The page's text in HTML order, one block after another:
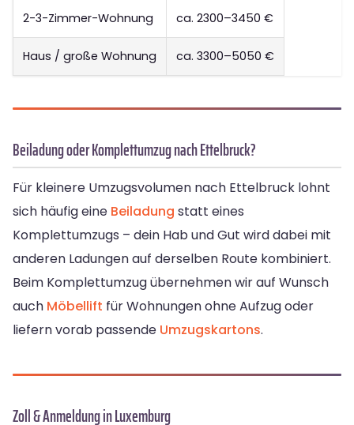
2-3-Zimmer-Wohnung ca. 2300–3450 €
Haus / große Wohnung ca. 3300–5050 €
Beiladung oder Komplettumzug nach Ettelbruck?
Für kleinere Umzugsvolumen nach Ettelbruck lohnt
sich häufig eine Beiladung statt eines
Komplettumzugs – dein Hab und Gut wird dabei mit
anderen Ladungen auf derselben Route kombiniert.
Beim Komplettumzug übernehmen wir auf Wunsch
auch Möbellift für Wohnungen ohne Aufzug oder
liefern vorab passende Umzugskartons.
Zoll & Anmeldung in Luxemburg